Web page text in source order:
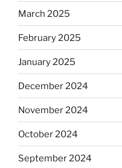
March 2025
February 2025
January 2025
December 2024
November 2024
October 2024
September 2024